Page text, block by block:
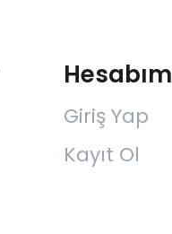
Hesabım
Giriş Yap
Kayıt Ol